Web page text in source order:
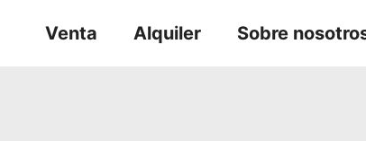
Venta Alquiler Sobre